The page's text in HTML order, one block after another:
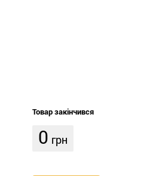
Товар закінчився
0 грн